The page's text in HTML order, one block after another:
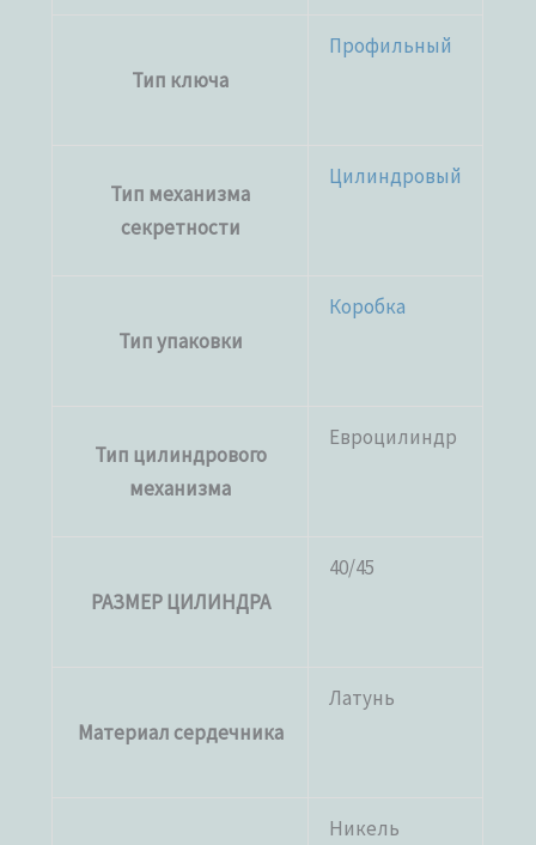
Тип ключа
Профильный
Тип механизма
секретности
Цилиндровый
Тип упаковки
Коробка
Тип цилиндрового
механизма
Евроцилиндр
РАЗМЕР ЦИЛИНДРА
40/45
Материал сердечника
Латунь
Никель